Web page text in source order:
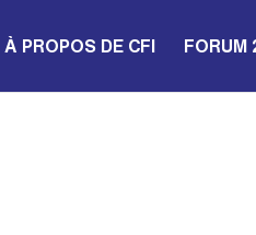
À PROPOS DE CFI FORUM